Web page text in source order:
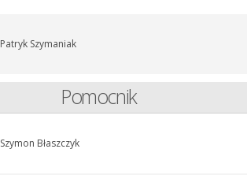
Patryk Szymaniak
Pomocnik
Szymon Błaszczyk